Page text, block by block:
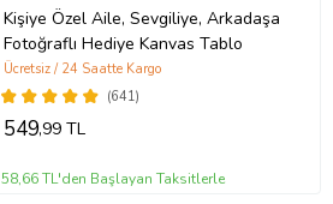
Kişiye Özel Aile, Sevgiliye, Arkadaşa
Fotoğraflı Hediye Kanvas Tablo
(641)
Ücretsiz / 24 Saatte Kargo
549,99 TL
58,66 TL'den Başlayan Taksitlerle